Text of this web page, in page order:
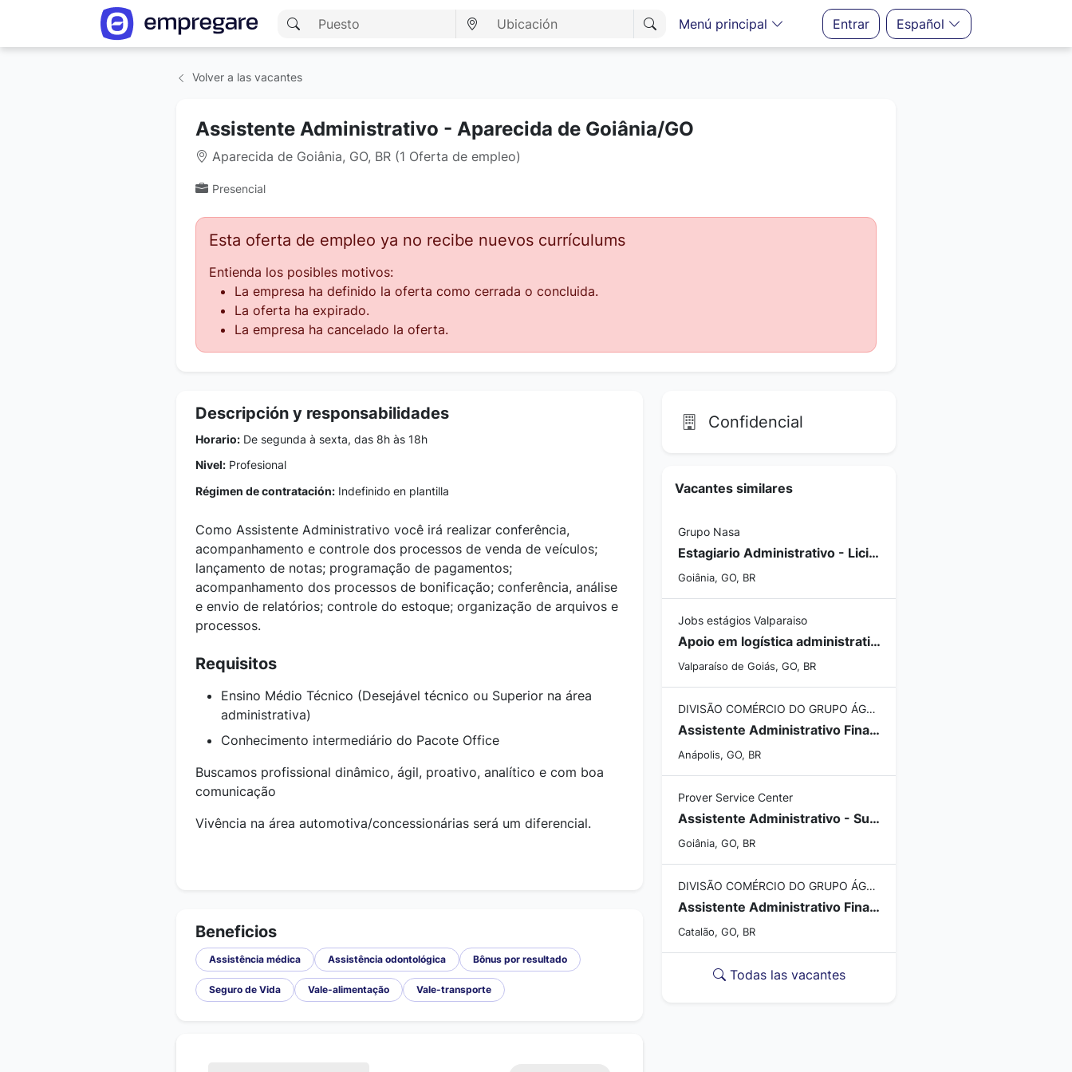
Menú principal Entrar Español
Volver a las vacantes
Assistente Administrativo - Aparecida de Goiânia/GO
Aparecida de Goiânia, GO, BR (1 Oferta de empleo)
Presencial
Esta oferta de empleo ya no recibe nuevos currículums
Entienda los posibles motivos:
La empresa ha definido la oferta como cerrada o concluida.
La oferta ha expirado.
La empresa ha cancelado la oferta.
Descripción y responsabilidades
Horario: De segunda à sexta, das 8h às 18h
Nivel: Profesional
Régimen de contratación: Indefinido en plantilla
Como Assistente Administrativo você irá realizar conferência,
acompanhamento e controle dos processos de venda de veículos;
lançamento de notas; programação de pagamentos;
acompanhamento dos processos de bonificação; conferência, análise
e envio de relatórios; controle do estoque; organização de arquivos e
processos.
Requisitos
Ensino Médio Técnico (Desejável técnico ou Superior na área
administrativa)
Conhecimento intermediário do Pacote Office
Buscamos profissional dinâmico, ágil, proativo, analítico e com boa
comunicação
Vivência na área automotiva/concessionárias será um diferencial.
Beneficios
Assistência médica Assistência odontológica Bônus por resultado
Seguro de Vida Vale-alimentação Vale-transporte
Confidencial
Vacantes similares
Grupo Nasa
Estagiario Administrativo - Licitações
Goiânia, GO, BR
Jobs estágios Valparaiso
Apoio em logística administrativa - Jovem aprendiz - Jovem aprendiz
Valparaíso de Goiás, GO, BR
DIVISÃO COMÉRCIO DO GRUPO ÁGUIA BRANCA
Assistente Administrativo Financeiro - Anápolis/GO
Anápolis, GO, BR
Prover Service Center
Assistente Administrativo - Suprimentos
Goiânia, GO, BR
DIVISÃO COMÉRCIO DO GRUPO ÁGUIA BRANCA
Assistente Administrativo Financeiro - Catalão/GO
Catalão, GO, BR
Todas las vacantes